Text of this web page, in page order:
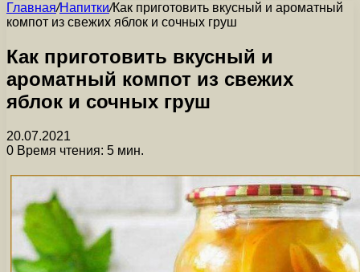
Главная/Напитки/Как приготовить вкусный и ароматный
компот из свежих яблок и сочных груш
Как приготовить вкусный и
ароматный компот из свежих
яблок и сочных груш
20.07.2021
0 Время чтения: 5 мин.